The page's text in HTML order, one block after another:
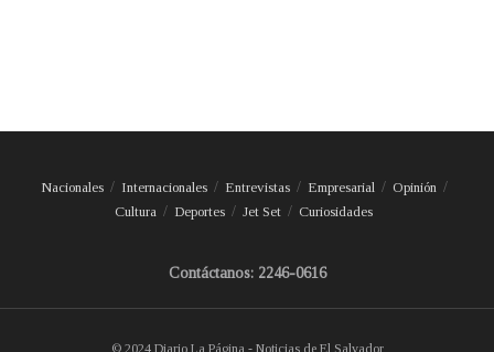
Nacionales Internacionales Entrevistas Empresarial
Opinión
Cultura
Deportes Jet Set Curiosidades
Contáctanos: 2246-0616
© 2024 Diario La Página - Noticias de El Salvador